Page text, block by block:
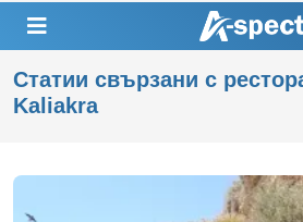
Статии свързани с
Kaliakra